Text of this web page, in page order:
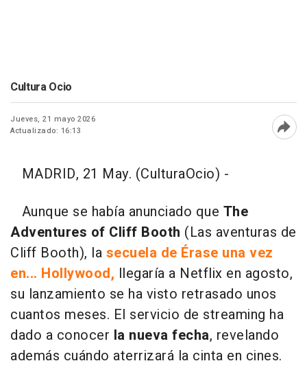
Cultura Ocio
Jueves, 21 mayo 2026
Actualizado: 16:13
MADRID, 21 May. (CulturaOcio) -
Aunque se había anunciado que The
Adventures of Cliff Booth (Las aventuras de
Cliff Booth), la secuela de Érase una vez
en... Hollywood, llegaría a Netflix en agosto,
su lanzamiento se ha visto retrasado unos
cuantos meses. El servicio de streaming ha
dado a conocer la nueva fecha, revelando
además cuándo aterrizará la cinta en cines.